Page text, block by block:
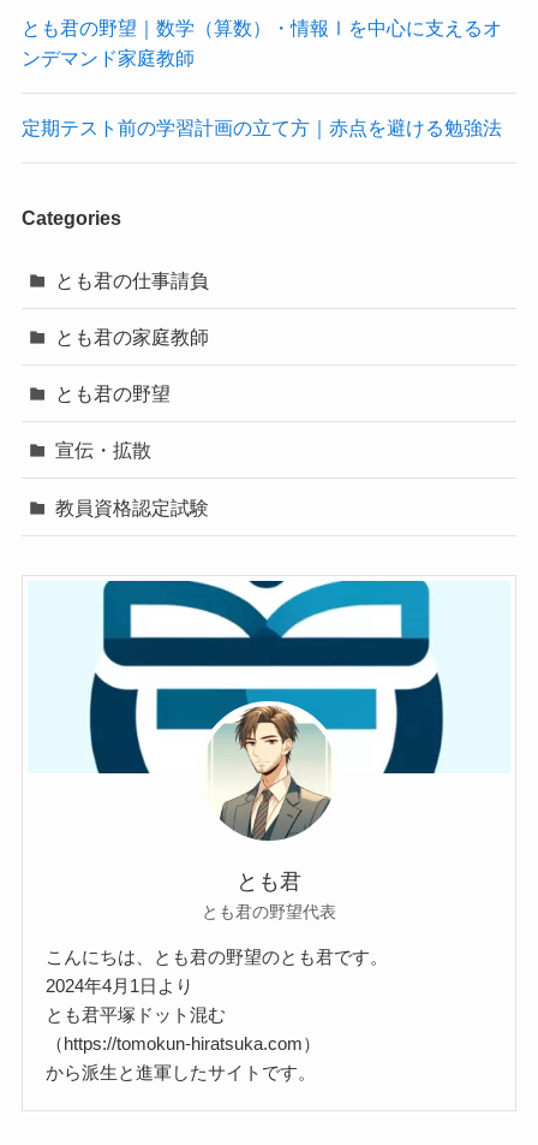
とも君の野望｜数学（算数）・情報Ⅰを中心に支えるオ
ンデマンド家庭教師
定期テスト前の学習計画の立て方｜赤点を避ける勉強法
Categories
とも君の仕事請負
とも君の家庭教師
とも君の野望
宣伝・拡散
教員資格認定試験
とも君
とも君の野望代表
こんにちは、とも君の野望のとも君です。
2024年4月1日より
とも君平塚ドット混む
（https://tomokun-hiratsuka.com）
から派生と進軍したサイトです。